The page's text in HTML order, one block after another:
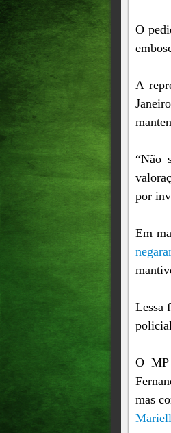
O
A
“Não
por
Em
Lessa
O MP
mas